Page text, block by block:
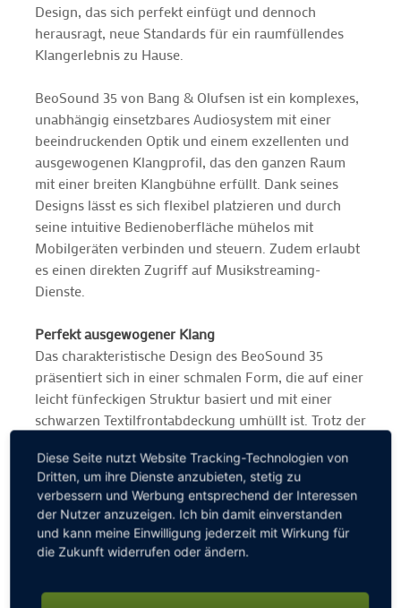
GOLF NEWS
GOLFHOTELS
Design, das sich perfekt einfügt und dennoch
herausragt, neue Standards für ein raumfüllendes
Klangerlebnis zu Hause.
BeoSound 35 von Bang & Olufsen ist ein komplexes,
unabhängig einsetzbares Audiosystem mit einer
beeindruckenden Optik und einem exzellenten und
ausgewogenen Klangprofil, das den ganzen Raum
mit einer breiten Klangbühne erfüllt. Dank seines
Designs lässt es sich flexibel platzieren und durch
seine intuitive Bedienoberfläche mühelos mit
Mobilgeräten verbinden und steuern. Zudem erlaubt
es einen direkten Zugriff auf Musikstreaming-
Dienste.
Perfekt ausgewogener Klang
Das charakteristische Design des BeoSound 35
präsentiert sich in einer schmalen Form, die auf einer
leicht fünfeckigen Struktur basiert und mit einer
schwarzen Textilfrontabdeckung umhüllt ist. Trotz der
es sich dank der eleganten Proportionen perfekt in
die Inneneinrichtung ein. BeoSound 35 bietet einen
ausgewogenen Klang, der sich in einem 180-Grad-
Winkel im ganzen Raum verteilt. Die fünfeckige Form
des Lautsprechers garantiert, unabhängig der
Klangerlebnis, ob es nun auf einem Tisch steht oder
Diese Seite nutzt Website Tracking-Technologien von
Dritten, um ihre Dienste anzubieten, stetig zu
verbessern und Werbung entsprechend der Interessen
der Nutzer anzuzeigen. Ich bin damit einverstanden
und kann meine Einwilligung jederzeit mit Wirkung für
die Zukunft widerrufen oder ändern.